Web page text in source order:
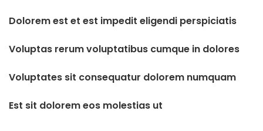
Dolorem est et est impedit eligendi perspiciatis
Voluptas rerum voluptatibus cumque in dolores
Voluptates sit consequatur dolorem numquam
Est sit dolorem eos molestias ut